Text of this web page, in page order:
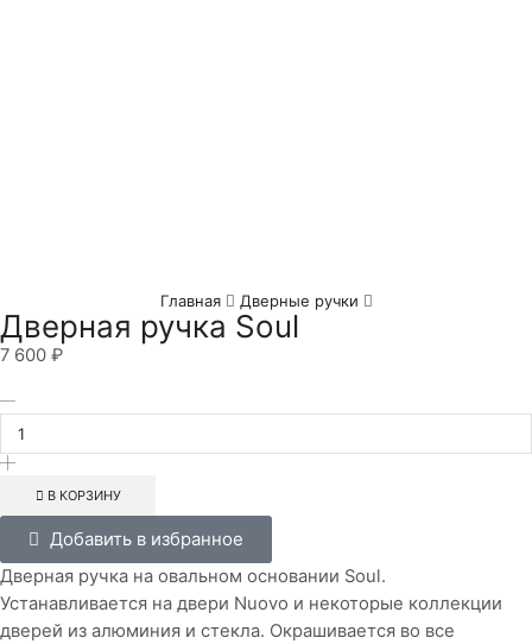
Главная Дверные ручки
Дверная ручка Soul
7 600 ₽
В КОРЗИНУ
Добавить в избранное
Дверная ручка на овальном основании Soul.
Устанавливается на двери Nuovo и некоторые коллекции
дверей из алюминия и стекла. Окрашивается во все